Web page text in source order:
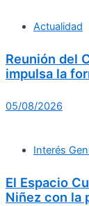
Actualidad
Reunión del
impulsa la
05/08/2026
Interés
El Espacio
Niñez con la